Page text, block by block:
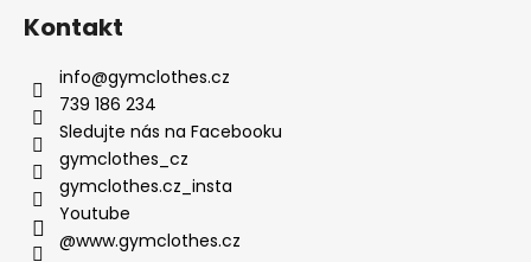
Kontakt
info@gymclothes.cz
739 186 234
Sledujte nás na Facebooku
gymclothes_cz
gymclothes.cz_insta
Youtube
@www.gymclothes.cz